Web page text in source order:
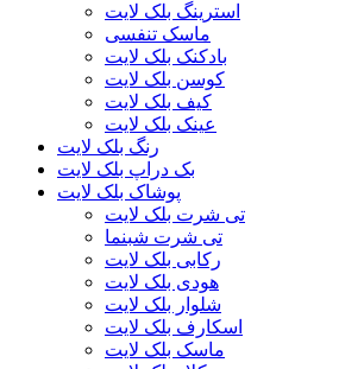
استرینگ بلک لایت
ماسک تنفسی
بادکنک بلک لایت
کوسن بلک لایت
کیف بلک لایت
عینک بلک لایت
رنگ بلک لایت
بک دراپ بلک لایت
پوشاک بلک لایت
تی شرت بلک لایت
تی شرت شبنما
رکابی بلک لایت
هودی بلک لایت
شلوار بلک لایت
اسکارف بلک لایت
ماسک بلک لایت